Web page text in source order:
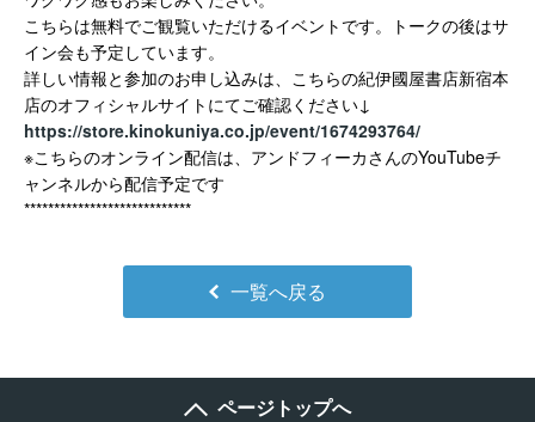
こちらは無料でご観覧いただけるイベントです。トークの後はサ
イン会も予定しています。
詳しい情報と参加のお申し込みは、こちらの紀伊國屋書店新宿本
店のオフィシャルサイトにてご確認ください↓
https://store.kinokuniya.co.jp/event/1674293764/
※こちらのオンライン配信は、アンドフィーカさんのYouTubeチ
ャンネルから配信予定です
****************************
一覧へ戻る
ページトップへ